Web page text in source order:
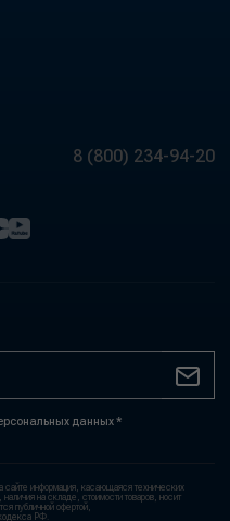
8 (800) 234-94-20
данных *
сайте информация, касающаяся технических
на складе, стоимости товаров, носит
публичной офертой,
РФ.